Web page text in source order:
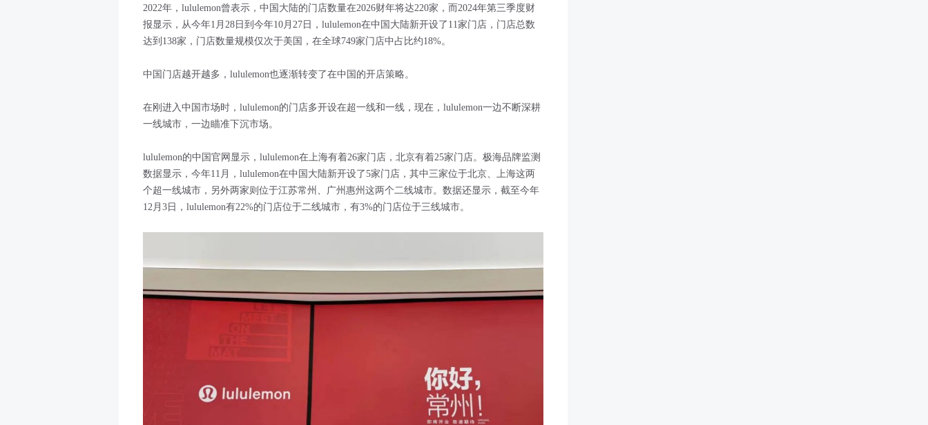
2022年，lululemon曾表示，中国大陆的门店数量在2026财年将达220家，而2024年第三季度财
报显示，从今年1月28日到今年10月27日，lululemon在中国大陆新开设了11家门店，门店总数
达到138家，门店数量规模仅次于美国，在全球749家门店中占比约18%。
中国门店越开越多，lululemon也逐渐转变了在中国的开店策略。
在刚进入中国市场时，lululemon的门店多开设在超一线和一线，现在，lululemon一边不断深耕
一线城市，一边瞄准下沉市场。
lululemon的中国官网显示，lululemon在上海有着26家门店，北京有着25家门店。极海品牌监测
数据显示，今年11月，lululemon在中国大陆新开设了5家门店，其中三家位于北京、上海这两
个超一线城市，另外两家则位于江苏常州、广州惠州这两个二线城市。数据还显示，截至今年
12月3日，lululemon有22%的门店位于二线城市，有3%的门店位于三线城市。